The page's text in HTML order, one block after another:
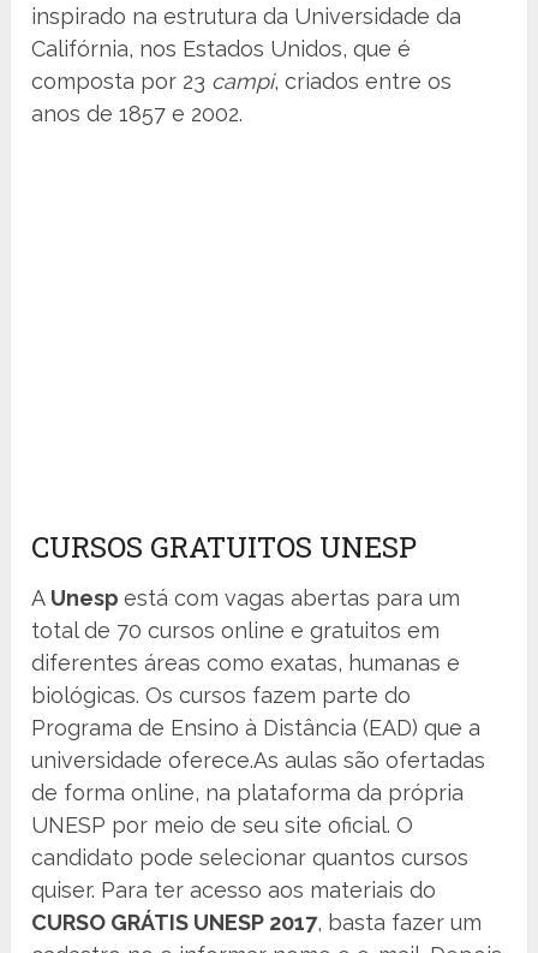
inspirado na estrutura da Universidade da
Califórnia, nos Estados Unidos, que é
composta por 23 campi, criados entre os
anos de 1857 e 2002.
CURSOS GRATUITOS UNESP
A Unespestá com vagas abertas para um
total de 70 cursos online e gratuitos em
diferentes áreas como exatas, humanas e
biológicas. Os cursos fazem parte do
Programa de Ensino à Distância (EAD) que a
universidade oferece.As aulas são ofertadas
de forma online, na plataforma da própria
UNESP por meio de seu site oficial. O
candidato pode selecionar quantos cursos
quiser. Para ter acesso aos materiais do
CURSO GRÁTIS UNESP 2017, basta fazer um